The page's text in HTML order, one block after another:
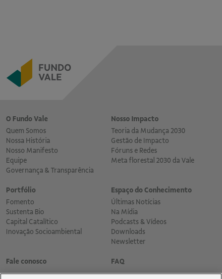
O Fundo Vale
Quem Somos
Nossa História
Nosso Manifesto
Equipe
Governança & Transparência
Nosso Impacto
Teoria da Mudança 2030
Gestão de Impacto
Fóruns e Redes
Meta florestal 2030 da Vale
Portfólio
Fomento
Sustenta Bio
Capital Catalítico
Inovação Socioambiental
Espaço do Conhecimento
Últimas Notícias
Na Mídia
Podcasts & Vídeos
Downloads
Newsletter
Fale conosco FAQ